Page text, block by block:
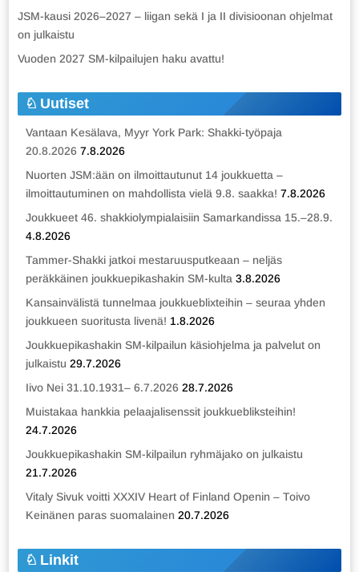
JSM-kausi 2026–2027 – liigan sekä I ja II divisioonan ohjelmat
on julkaistu
Vuoden 2027 SM-kilpailujen haku avattu!
Uutiset
Vantaan Kesälava, Myyr York Park: Shakki-työpaja
20.8.2026 7.8.2026
Nuorten JSM:ään on ilmoittautunut 14 joukkuetta –
ilmoittautuminen on mahdollista vielä 9.8. saakka! 7.8.2026
Joukkueet 46. shakkiolympialaisiin Samarkandissa 15.–28.9.
4.8.2026
Tammer-Shakki jatkoi mestaruusputkeaan – neljäs
peräkkäinen joukkuepikashakin SM-kulta 3.8.2026
Kansainvälistä tunnelmaa joukkueblixteihin – seuraa yhden
joukkueen suoritusta livenä! 1.8.2026
Joukkuepikashakin SM-kilpailun käsiohjelma ja palvelut on
julkaistu 29.7.2026
Iivo Nei 31.10.1931– 6.7.2026 28.7.2026
Muistakaa hankkia pelaajalisenssit joukkuebliksteihin!
24.7.2026
Joukkuepikashakin SM-kilpailun ryhmäjako on julkaistu
21.7.2026
Vitaly Sivuk voitti XXXIV Heart of Finland Openin – Toivo
Keinänen paras suomalainen 20.7.2026
Linkit